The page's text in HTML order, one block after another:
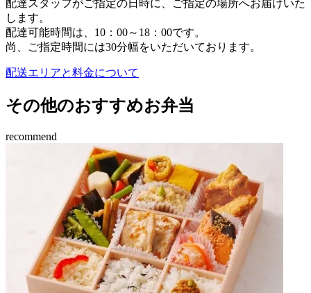
配達スタッフがご指定の日時に、ご指定の場所へお届けいた
します。
配達可能時間は、10：00～18：00です。
尚、ご指定時間には30分幅をいただいております。
配送エリアと料金について
その他のおすすめお弁当
recommend